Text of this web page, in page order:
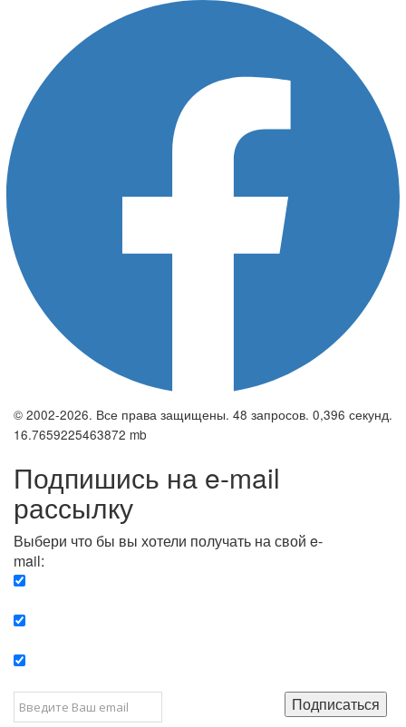
© 2002-2026. Все права защищены. 48 запросов. 0,396 секунд.
16.7659225463872 mb
Подпишись на e-mail
рассылку
Выбери что бы вы хотели получать на свой e-
mail:
Подписаться